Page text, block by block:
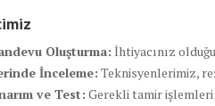
Oluşturma: İhtiyacınız
İnceleme: Teknisyenlerimiz,
ve Test: Gerekli tamir işlemleri